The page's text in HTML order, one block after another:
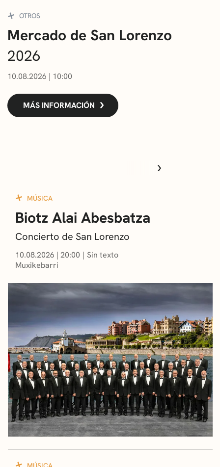
CONVOCATORIAS
NOTICIAS
GETXO KULTURA
ASOCIACIONES CULTURALES
OTROS
Mercado de San Lorenzo
2026
10.08.2026 | 10:00
MÁS INFORMACIÓN
MÚSICA
Biotz Alai Abesbatza
Concierto de San Lorenzo
10.08.2026 | 20:00
Sin texto
Muxikebarri